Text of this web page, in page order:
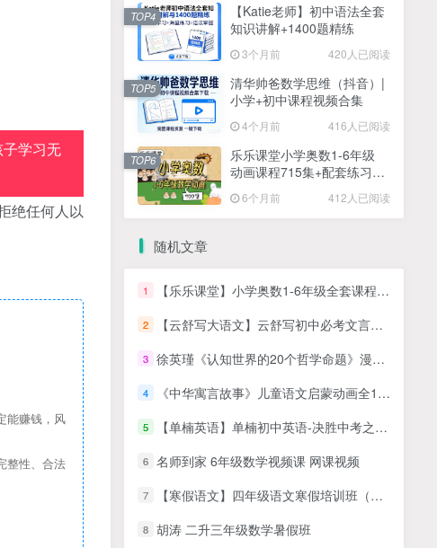
学习无
绝任何人以
能赚钱，风
整性、合法
【Katie老师】初中语法全套
知识讲解+1400题精练
3个月前 420人已阅读
TOP4
清华帅爸数学思维（抖音）|
小学+初中课程视频合集
4个月前 416人已阅读
TOP5
乐乐课堂小学奥数1-6年级
动画课程715集+配套练习册
6个月前 412人已阅读
TOP6
随机文章
1 【乐乐课堂】小学奥数1-6年级全套课程-看动画学奥数视频资源
2 【云舒写大语文】云舒写初中必考文言文40讲视频课程
3 徐英瑾《认知世界的20个哲学命题》漫游2000多年哲学发展历程
4 《中华寓言故事》儿童语文启蒙动画全100集
5 【单楠英语】单楠初中英语-决胜中考之必备单词记忆法(资源合计426.08MB）
6 名师到家 6年级数学视频课 网课视频
7 【寒假语文】四年级语文寒假培训班（勤思在线-陈照）
8 胡涛 二升三年级数学暑假班